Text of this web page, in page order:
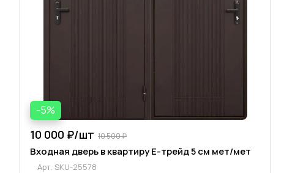
-5%
10 000 ₽/шт 10 500 ₽
Входная дверь в квартиру Е-трейд 5 см мет/мет
Арт. SKU-25578